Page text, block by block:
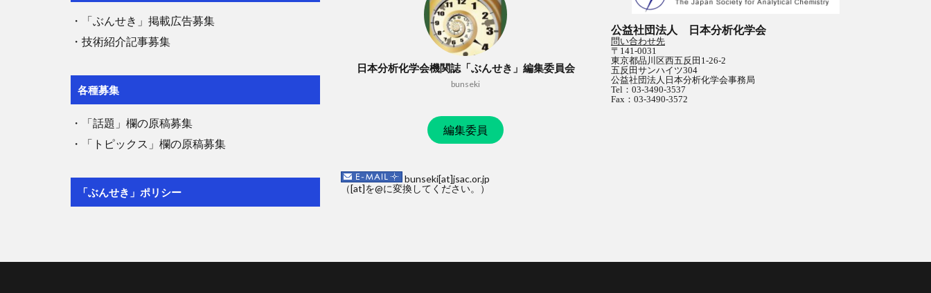
・「ぶんせき」掲載広告募集
・技術紹介記事募集
各種募集
・「話題」欄の原稿募集
・「トピックス」欄の原稿募集
「ぶんせき」ポリシー
日本分析化学会機関誌「ぶんせき」編集委員会
bunseki
編集委員
bunseki[at]jsac.or.jp
（[at]を@に変換してください。）
公益社団法人 日本分析化学会
問い合わせ先
〒141-0031
東京都品川区西五反田1-26-2
五反田サンハイツ304
公益社団法人日本分析化学会事務局
Tel：03-3490-3537
Fax：03-3490-3572